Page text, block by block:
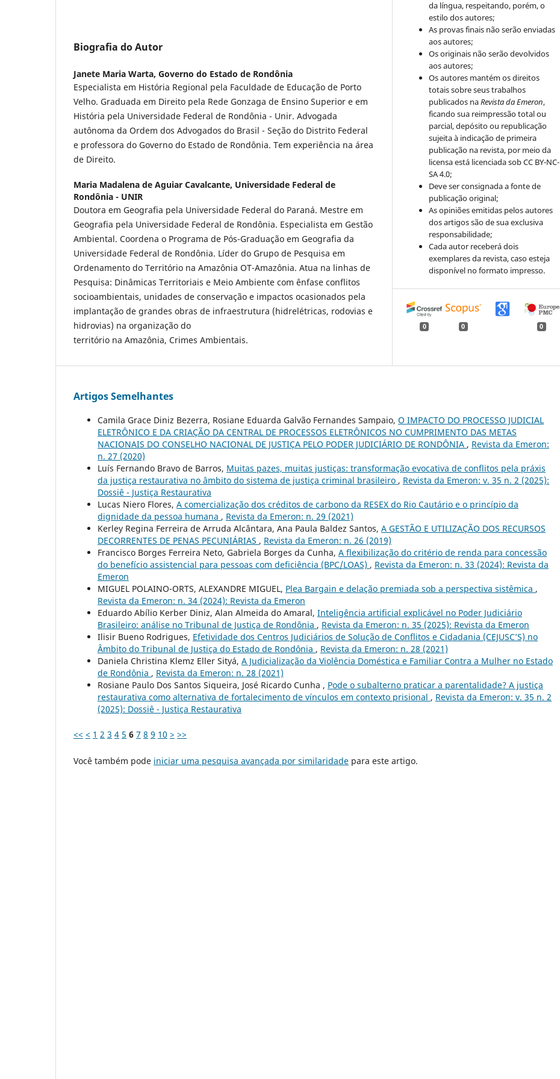
Biografia do Autor
Janete Maria Warta, Governo do Estado de Rondônia
Especialista em História Regional pela Faculdade de Educação de Porto
Velho. Graduada em Direito pela Rede Gonzaga de Ensino Superior e em
História pela Universidade Federal de Rondônia - Unir. Advogada
autônoma da Ordem dos Advogados do Brasil - Seção do Distrito Federal
e professora do Governo do Estado de Rondônia. Tem experiência na área
de Direito.
Maria Madalena de Aguiar Cavalcante, Universidade Federal de
Rondônia - UNIR
Doutora em Geografia pela Universidade Federal do Paraná. Mestre em
Geografia pela Universidade Federal de Rondônia. Especialista em Gestão
Ambiental. Coordena o Programa de Pós-Graduação em Geografia da
Universidade Federal de Rondônia. Líder do Grupo de Pesquisa em
Ordenamento do Território na Amazônia OT-Amazônia. Atua na linhas de
Pesquisa: Dinâmicas Territoriais e Meio Ambiente com ênfase conflitos
socioambientais, unidades de conservação e impactos ocasionados pela
implantação de grandes obras de infraestrutura (hidrelétricas, rodovias e
hidrovias) na organização do
território na Amazônia, Crimes Ambientais.
da língua, respeitando, porém, o
estilo dos autores;
As provas finais não serão enviadas
aos autores;
Os originais não serão devolvidos
aos autores;
Os autores mantém os direitos
totais sobre seus trabalhos
publicados naRevista da Emeron,
ficando sua reimpressão total ou
parcial, depósito ou republicação
sujeita à indicação de primeira
publicação na revista, por meio da
licensa está licenciada sob CC BY-NC-
SA 4.0;
Deve ser consignada a fonte de
publicação original;
As opiniões emitidas pelos autores
dos artigos são de sua exclusiva
responsabilidade;
Cada autor receberá dois
exemplares da revista, caso esteja
disponível no formato impresso.
0 0 0
Artigos Semelhantes
Camila Grace Diniz Bezerra, Rosiane Eduarda Galvão Fernandes Sampaio, O IMPACTO DO PROCESSO JUDICIAL
ELETRÔNICO E DA CRIAÇÃO DA CENTRAL DE PROCESSOS ELETRÔNICOS NO CUMPRIMENTO DAS METAS
NACIONAIS DO CONSELHO NACIONAL DE JUSTIÇA PELO PODER JUDICIÁRIO DE RONDÔNIA , Revista da Emeron:
n. 27 (2020)
Luís Fernando Bravo de Barros, Muitas pazes, muitas justiças: transformação evocativa de conflitos pela práxis
da justiça restaurativa no âmbito do sistema de justiça criminal brasileiro , Revista da Emeron: v. 35 n. 2 (2025):
Dossiê - Justiça Restaurativa
Lucas Niero Flores, A comercialização dos créditos de carbono da RESEX do Rio Cautário e o princípio da
dignidade da pessoa humana , Revista da Emeron: n. 29 (2021)
Kerley Regina Ferreira de Arruda Alcântara, Ana Paula Baldez Santos, A GESTÃO E UTILIZAÇÃO DOS RECURSOS
DECORRENTES DE PENAS PECUNIÁRIAS , Revista da Emeron: n. 26 (2019)
Francisco Borges Ferreira Neto, Gabriela Borges da Cunha, A flexibilização do critério de renda para concessão
do benefício assistencial para pessoas com deficiência (BPC/LOAS) , Revista da Emeron: n. 33 (2024): Revista da
Emeron
MIGUEL POLAINO-ORTS, ALEXANDRE MIGUEL, Plea Bargain e delação premiada sob a perspectiva sistêmica ,
Revista da Emeron: n. 34 (2024): Revista da Emeron
Eduardo Abílio Kerber Diniz, Alan Almeida do Amaral, Inteligência artificial explicável no Poder Judiciário
Brasileiro: análise no Tribunal de Justiça de Rondônia , Revista da Emeron: n. 35 (2025): Revista da Emeron
Ilisir Bueno Rodrigues, Efetividade dos Centros Judiciários de Solução de Conflitos e Cidadania (CEJUSC’S) no
Âmbito do Tribunal de Justiça do Estado de Rondônia , Revista da Emeron: n. 28 (2021)
Daniela Christina Klemz Eller Sityá, A Judicialização da Violência Doméstica e Familiar Contra a Mulher no Estado
de Rondônia , Revista da Emeron: n. 28 (2021)
Rosiane Paulo Dos Santos Siqueira, José Ricardo Cunha , Pode o subalterno praticar a parentalidade? A justiça
restaurativa como alternativa de fortalecimento de vínculos em contexto prisional , Revista da Emeron: v. 35 n. 2
(2025): Dossiê - Justiça Restaurativa
<< < 1 2 3 4 5 6 7 8 9 10 > >>
Você também pode iniciar uma pesquisa avançada por similaridade para este artigo.